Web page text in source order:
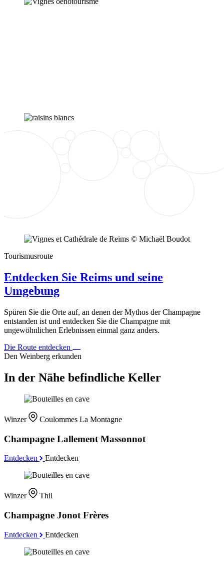
Tourismusroute
Entdecken Sie Reims und seine
Umgebung
Spüren Sie die Orte auf, an denen der Mythos der Champagne
entstanden ist und entdecken Sie die Champagne mit
ungewöhnlichen Erlebnissen einmal ganz anders.
Die Route entdecken
Den Weinberg erkunden
In der Nähe befindliche Keller
Winzer Coulommes La Montagne
Champagne Lallement Massonnot
Entdecken Entdecken
Winzer Thil
Champagne Jonot Frères
Entdecken Entdecken